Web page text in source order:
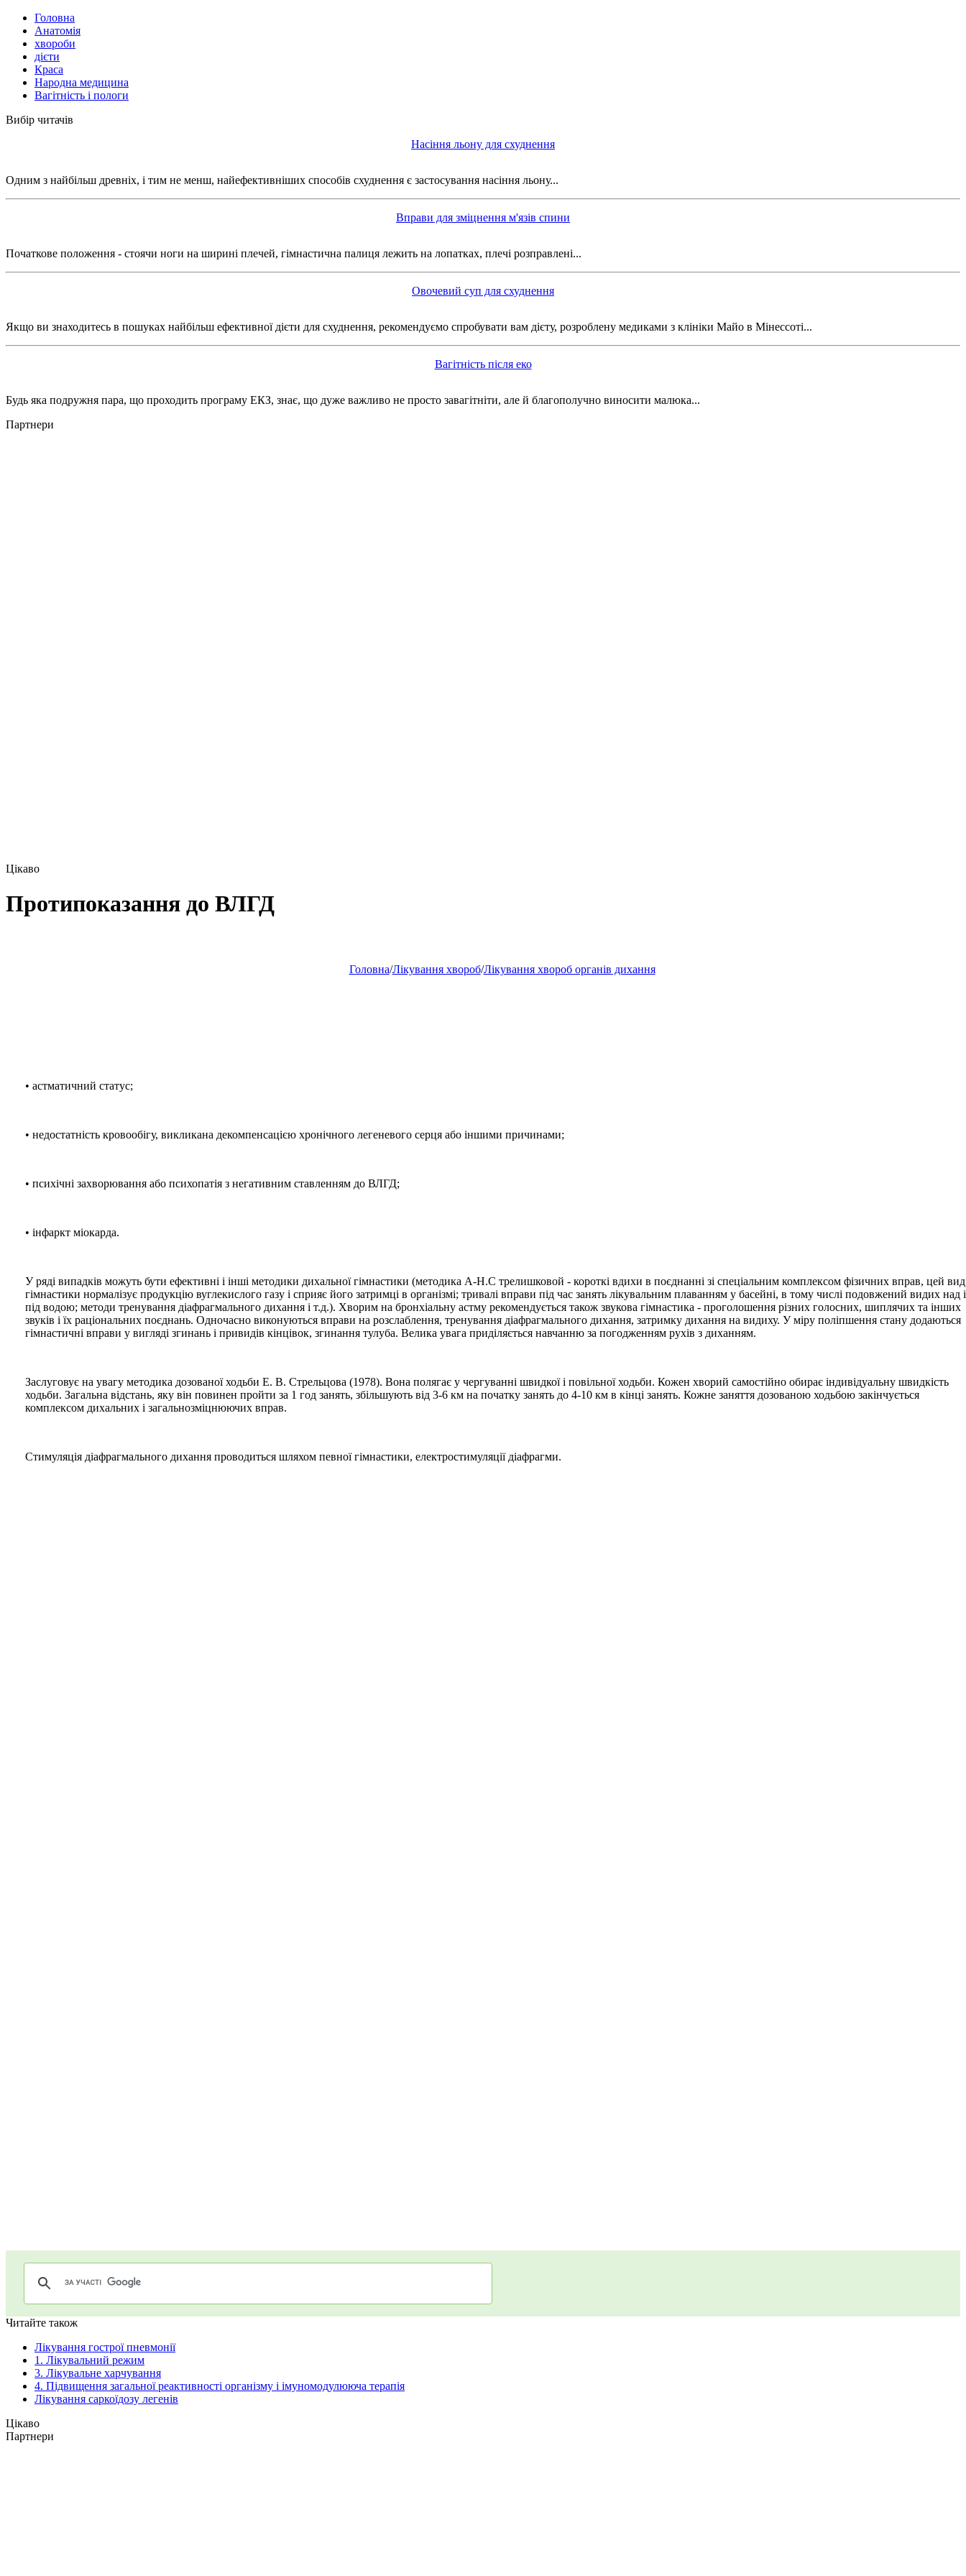
Головна
Анатомія
хвороби
дієти
Краса
Народна медицина
Вагітність і пологи
Вибір читачів
Насіння льону для схуднення
Одним з найбільш древніх, і тим не менш, найефективніших способів схуднення є застосування насіння льону...
Вправи для зміцнення м'язів спини
Початкове положення - стоячи ноги на ширині плечей, гімнастична палиця лежить на лопатках, плечі розправлені...
Овочевий суп для схуднення
Якщо ви знаходитесь в пошуках найбільш ефективної дієти для схуднення, рекомендуємо спробувати вам дієту, розроблену медиками з клініки Майо в Мінессоті...
Вагітність після еко
Будь яка подружня пара, що проходить програму ЕКЗ, знає, що дуже важливо не просто завагітніти, але й благополучно виносити малюка...
Партнери
Цікаво
Протипоказання до ВЛГД
Головна/Лікування хвороб/Лікування хвороб органів дихання
• астматичний статус;
• недостатність кровообігу, викликана декомпенсацією хронічного легеневого серця або іншими причинами;
• психічні захворювання або психопатія з негативним ставленням до ВЛГД;
• інфаркт міокарда.
У ряді випадків можуть бути ефективні і інші методики дихальної гімнастики (методика А-Н.С трелишковой - короткі вдихи в поєднанні зі спеціальним комплексом фізичних вправ, цей вид
гімнастики нормалізує продукцію вуглекислого газу і сприяє його затримці в організмі; тривалі вправи під час занять лікувальним плаванням у басейні, в тому числі подовжений видих над і
під водою; методи тренування діафрагмального дихання і т.д.). Хворим на бронхіальну астму рекомендується також звукова гімнастика - проголошення різних голосних, шиплячих та інших
звуків і їх раціональних поєднань. Одночасно виконуються вправи на розслаблення, тренування діафрагмального дихання, затримку дихання на видиху. У міру поліпшення стану додаються
гімнастичні вправи у вигляді згинань і привидів кінцівок, згинання тулуба. Велика увага приділяється навчанню за погодженням рухів з диханням.
Заслуговує на увагу методика дозованої ходьби Е. В. Стрельцова (1978). Вона полягає у чергуванні швидкої і повільної ходьби. Кожен хворий самостійно обирає індивідуальну швидкість
ходьби. Загальна відстань, яку він повинен пройти за 1 год занять, збільшують від 3-6 км на початку занять до 4-10 км в кінці занять. Кожне заняття дозованою ходьбою закінчується
комплексом дихальних і загальнозміцнюючих вправ.
Стимуляція діафрагмального дихання проводиться шляхом певної гімнастики, електростимуляції діафрагми.
Читайте також
Лікування гострої пневмонії
1. Лікувальний режим
3. Лікувальне харчування
4. Підвищення загальної реактивності організму і імуномодулююча терапія
Лікування саркоїдозу легенів
Цікаво
Партнери